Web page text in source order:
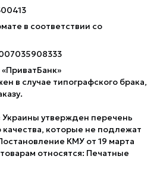
в соответствии со
в случае типографского брака,
утвержден перечень
которые не подлежат
КМУ от 19 марта
относятся: Печатные